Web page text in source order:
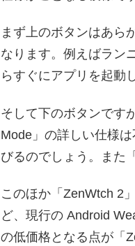
まず上のボタンはあら
なります。例えばラン
らすぐにアプリを起動
そして下のボタンです
Mode」の詳しい仕様
びるのでしょう。また
このほか「ZenWtch 2
ど、現行の Android
の低価格となる点が「